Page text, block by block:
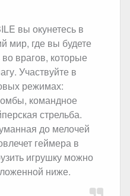
вы окунетесь в
мир, где вы будете
врагов, которые
Участвуйте в
режимах:
командное
стрельба.
до мелочей
геймера в
игрушку можно
ниже.